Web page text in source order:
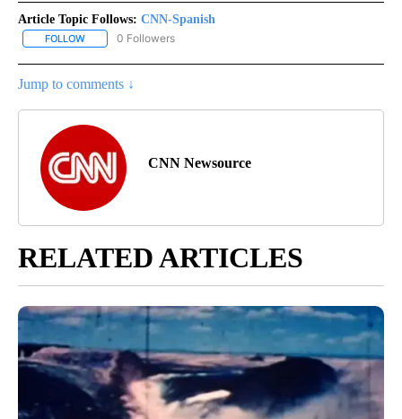
Article Topic Follows: CNN-Spanish
FOLLOW FOLLOW "CNN-SPANISH" TO RECEIVE NOTIFICATIONS ABOUT
0 Followers
Jump to comments ↓
CNN Newsource
RELATED ARTICLES